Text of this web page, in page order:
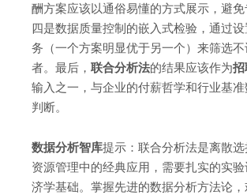
酬方案应该以通俗易懂的方式展示，避
四是数据质量控制的嵌入式检验，通过
务（一个方案明显优于另一个）来筛选
者。最后， 联合分析法的结果应该作为
输入之一，与企业的付薪哲学和行业基
判断。
数据分析智库提示：联合分析法是离散
资源管理中的经典应用，需要扎实的实
济学基础。掌握先进的数据分析方法论